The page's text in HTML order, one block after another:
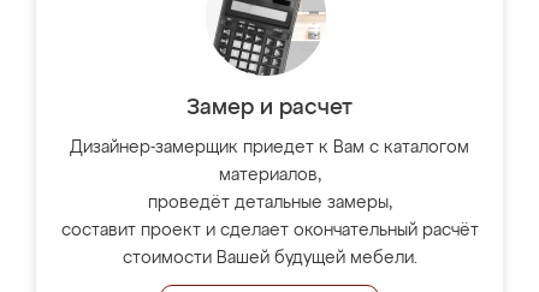
Замер и расчет
Дизайнер-замерщик приедет к Вам с каталогом
материалов,
проведёт детальные замеры,
составит проект и сделает окончательный расчёт
стоимости Вашей будущей мебели.